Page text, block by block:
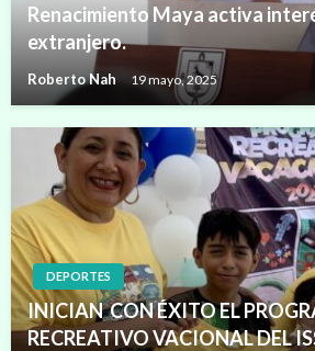
Renacimiento Maya activa
extranjero.
Roberto Nah 19 mayo, 2025
DEPORTES
INICIAN CON ÉXITO EL
RECREATIVO VACIONAL DEL